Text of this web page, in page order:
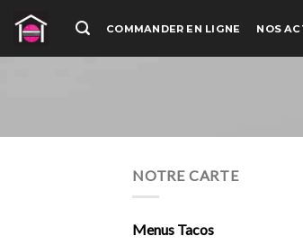
Passer
contenu
COMMANDER EN LIGNE NOS
NOTRE CARTE
Menus Tacos